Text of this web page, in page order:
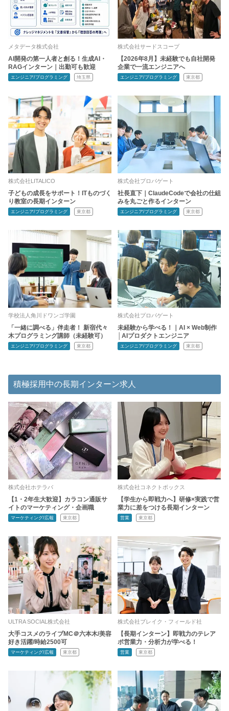
メタデータ株式会社
AI開発の第一人者と創る！生成AI・
RAGインターン｜出勤可も歓迎
エンジニア/プログラミング 埼玉県
株式会社サードスコープ
【2026年8月】未経験でも自社開発
企業で一流エンジニアへ
エンジニア/プログラミング 東京都
株式会社LITALICO
子どもの成長をサポート！ITものづく
り教室の長期インターン
エンジニア/プログラミング 東京都
株式会社プロパゲート
社長直下｜ClaudeCodeで会社の仕組
みを丸ごと作るインターン
エンジニア/プログラミング 東京都
学校法人角川ドワンゴ学園
「一緒に調べる」伴走者！ 新宿代々
木プログラミング講師（未経験可）
エンジニア/プログラミング 東京都
株式会社プロパゲート
未経験から学べる！｜AI × Web制作
│AIプロダクトエンジニア
エンジニア/プログラミング 東京都
積極採用中の長期インターン求人
株式会社ホテラバ
【1・2年生大歓迎】カラコン通販サ
イトのマーケティング・企画職
マーケティング/広報 東京都
株式会社コネクトボックス
【学生から即戦力へ】研修×実践で営
業力に差をつける長期インターン
営業 東京都
ULTRA SOCIAL株式会社
大手コスメのライブMC＠六本木/美容
好き活躍/時給2500可
マーケティング/広報 東京都
株式会社ブレイク・フィールド社
【長期インターン】即戦力のテレア
ポ営業力・分析力が学べる！
営業 東京都